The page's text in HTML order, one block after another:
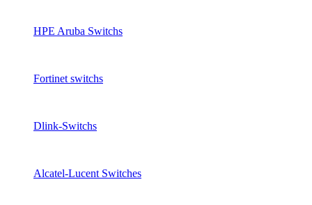
HPE Aruba Switchs
Fortinet switchs
Dlink-Switchs
Alcatel-Lucent Switches